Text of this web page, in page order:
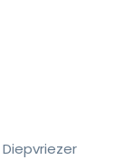
Diepvriezer